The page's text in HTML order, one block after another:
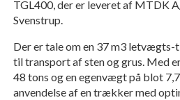
TGL400, der er leveret af MTDK
Svenstrup.
Der er tale om en 37 m3
til transport af sten og grus. Med
48 tons og en egenvægt på blot
anvendelse af en trækker med